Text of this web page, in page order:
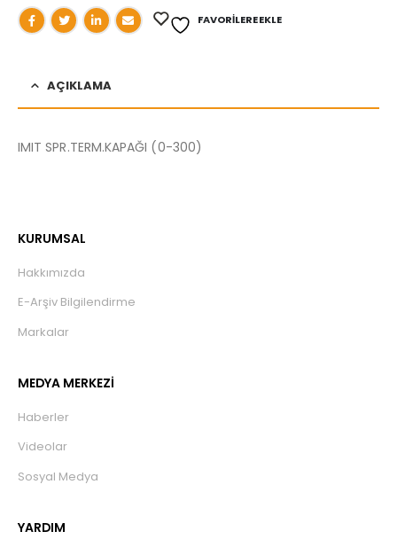
FAVORILERE EKLE
AÇIKLAMA
IMIT SPR.TERM.KAPAĞI (0-300)
KURUMSAL
Hakkımızda
E-Arşiv Bilgilendirme
Markalar
MEDYA MERKEZİ
Haberler
Videolar
Sosyal Medya
YARDIM